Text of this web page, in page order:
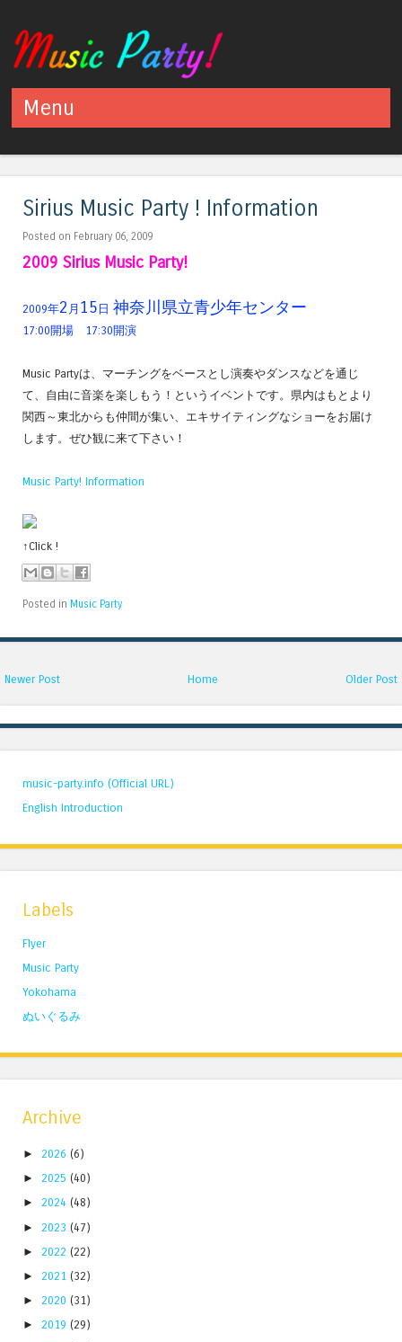
Menu
Sirius Music Party ! Information
Posted on February 06, 2009
2009 Sirius Music Party!
2009年2 月 15 日 神奈川県立青少年センター
17:00開場 17:30開演
Music Partyは、マーチングをベースとし演奏やダンスなどを通じ
て、自由に音楽を楽しもう！というイベントです。県内はもとより
関西～東北からも仲間が集い、エキサイティングなショーをお届け
します。ぜひ観に来て下さい！
Music Party! Information
↑Click !
Posted in Music Party
Newer Post Older Post
Home
music-party.info (Official URL)
English Introduction
Labels
Flyer
Music Party
Yokohama
ぬいぐるみ
Archive
► 2026 (6)
► 2025 (40)
► 2024 (48)
► 2023 (47)
► 2022 (22)
► 2021 (32)
► 2020 (31)
► 2019 (29)